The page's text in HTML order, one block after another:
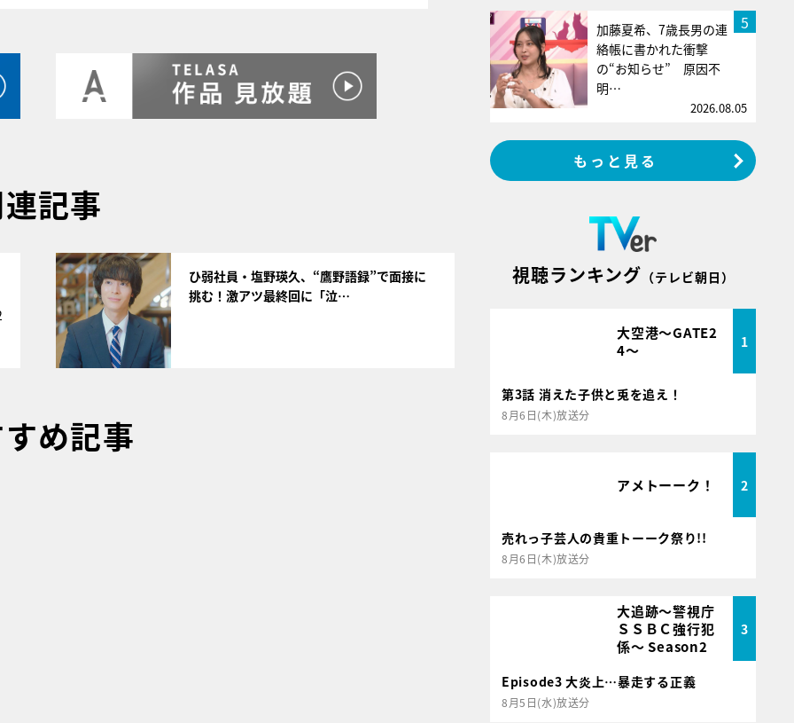
記事
ひ弱社員・塩野瑛久、“鷹野語録”で面接に
挑む！激アツ最終回に「泣…
め記事
5
加藤夏希、7歳長男の連
絡帳に書かれた衝撃
の“お知らせ” 原因不
明…
2026.08.05
もっと見る
視聴ランキング （テレビ朝日）
大空港～GATE2
4～
1
第3話 消えた子供と兎を追え！
8月6日(木)放送分
アメトーーク！ 2
売れっ子芸人の貴重トーーク祭り!!
8月6日(木)放送分
大追跡～警視庁
ＳＳＢＣ強行犯
係～ Season2
3
Episode3 大炎上…暴走する正義
8月5日(水)放送分